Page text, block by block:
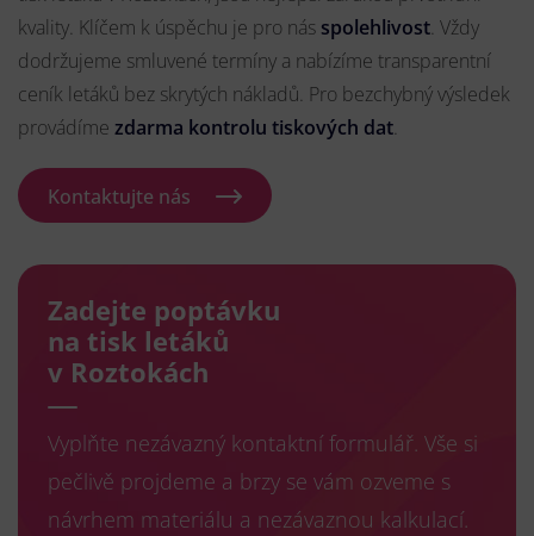
kvality. Klíčem k úspěchu je pro nás spolehlivost. Vždy
dodržujeme smluvené termíny a nabízíme transparentní
ceník letáků bez skrytých nákladů. Pro bezchybný výsledek
provádíme zdarma kontrolu tiskových dat.
Kontaktujte nás
Zadejte poptávku
na tisk letáků
v Roztokách
Vyplňte nezávazný kontaktní formulář. Vše si
pečlivě projdeme a brzy se vám ozveme s
návrhem materiálu a nezávaznou kalkulací.